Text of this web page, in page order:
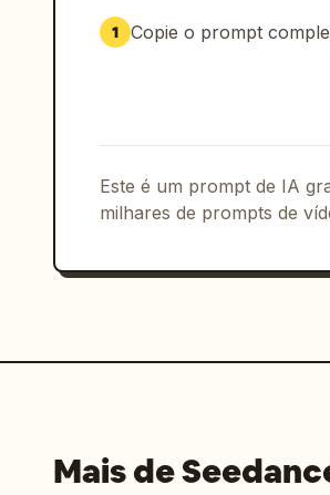
nas bordas da
tons de azul-
lateral. [6-7.5s]:
girando preenche o
lateral, profundidade
[7.5-9s]: close-up
no quadro, carroceria
suavemente fora de
profundos, sem
1 Copie o prompt
Este é um prompt de IA
milhares de prompts de
Mais de